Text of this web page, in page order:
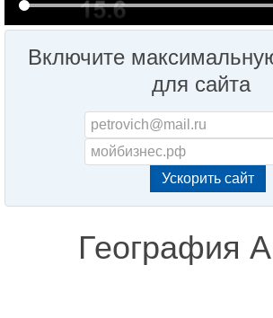
Включите
для сайта
География